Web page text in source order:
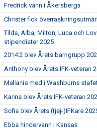
Fredrick vann i Åkersberga
Christer fick
Tilda, Alba, Milton, Luca och
stipendiater 2025
2014:2 blev Årets barngrupp
Anthony blev Årets IFK-veteran
Mellanie med i Washburns
Karina blev Årets IFK-veteran
Sofia blev Årets (tjej-)IFKare
Ebba hindervann i Kansas